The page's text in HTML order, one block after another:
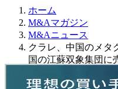
ホーム
M&Aマガジン
M&Aニュース
クラレ、中国のメタ
国の江蘇双象集団に